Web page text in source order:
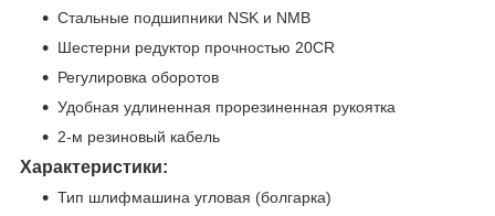
Стальные подшипники NSK и NMB
Шестерни редуктор прочностью 20CR
Регулировка оборотов
Удобная удлиненная прорезиненная рукоятка
2-м резиновый кабель
Характеристики:
Тип шлифмашина угловая (болгарка)